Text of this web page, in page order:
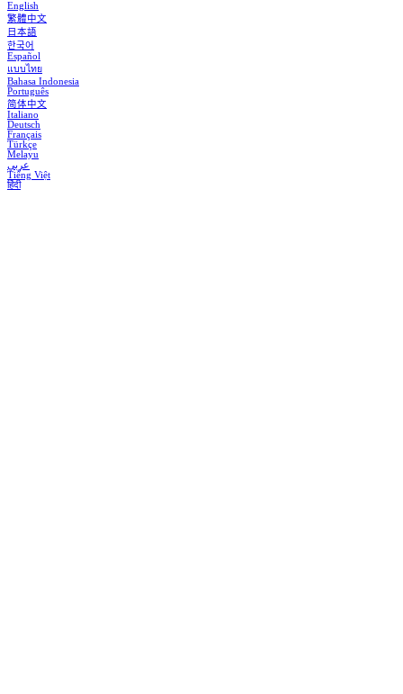
English
繁體中文
日本語
한국어
Español
แบบไทย
Bahasa Indonesia
Português
简体中文
Italiano
Deutsch
Français
Türkçe
Melayu
عربي
Tiếng Việt
हिंदी